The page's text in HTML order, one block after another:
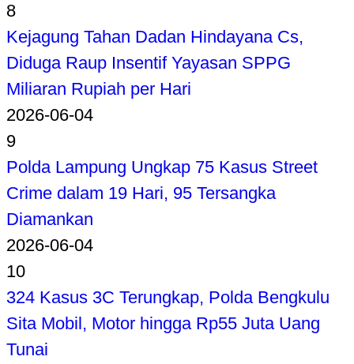
8
Kejagung Tahan Dadan Hindayana Cs,
Diduga Raup Insentif Yayasan SPPG
Miliaran Rupiah per Hari
2026-06-04
9
Polda Lampung Ungkap 75 Kasus Street
Crime dalam 19 Hari, 95 Tersangka
Diamankan
2026-06-04
10
324 Kasus 3C Terungkap, Polda Bengkulu
Sita Mobil, Motor hingga Rp55 Juta Uang
Tunai